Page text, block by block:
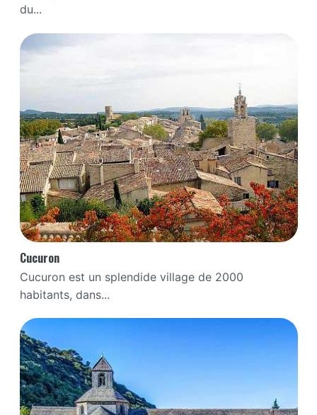
du...
Cucuron
Cucuron est un splendide village de 2000
habitants, dans...